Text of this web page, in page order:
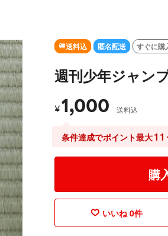
送料込 匿名配送 すぐに購
週刊少年ジャン
¥1,000 送料込
条件達成でポイント最大11
購
いいね 0件